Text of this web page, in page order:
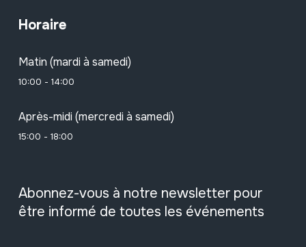
Horaire
Matin (mardi à samedi)
10:00 - 14:00
Après-midi (mercredi à samedi)
15:00 - 18:00
Abonnez-vous à notre newsletter pour
être informé de toutes les événements